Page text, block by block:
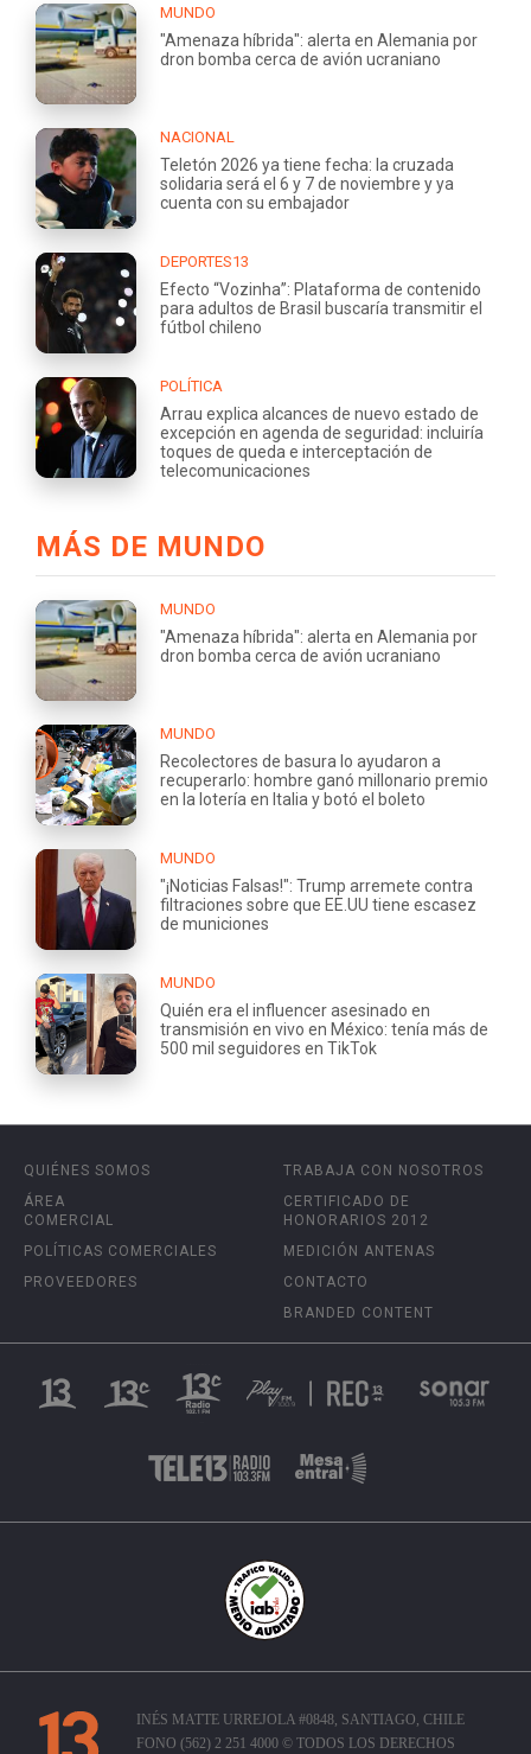
MUNDO
"Amenaza híbrida": alerta en Alemania por
dron bomba cerca de avión ucraniano
NACIONAL
Teletón 2026 ya tiene fecha: la cruzada
solidaria será el 6 y 7 de noviembre y ya
cuenta con su embajador
DEPORTES13
Efecto “Vozinha”: Plataforma de contenido
para adultos de Brasil buscaría transmitir el
fútbol chileno
POLÍTICA
Arrau explica alcances de nuevo estado de
excepción en agenda de seguridad: incluiría
toques de queda e interceptación de
telecomunicaciones
MÁS DE MUNDO
MUNDO
"Amenaza híbrida": alerta en Alemania por
dron bomba cerca de avión ucraniano
MUNDO
Recolectores de basura lo ayudaron a
recuperarlo: hombre ganó millonario premio
en la lotería en Italia y botó el boleto
MUNDO
"¡Noticias Falsas!": Trump arremete contra
filtraciones sobre que EE.UU tiene escasez
de municiones
MUNDO
Quién era el influencer asesinado en
transmisión en vivo en México: tenía más de
500 mil seguidores en TikTok
QUIÉNES SOMOS
ÁREA
COMERCIAL
POLÍTICAS COMERCIALES
PROVEEDORES
TRABAJA CON NOSOTROS
CERTIFICADO DE
HONORARIOS 2012
MEDICIÓN ANTENAS
CONTACTO
BRANDED CONTENT
INÉS MATTE URREJOLA #0848, SANTIAGO, CHILE
FONO (562) 2 251 4000 © TODOS LOS DERECHOS